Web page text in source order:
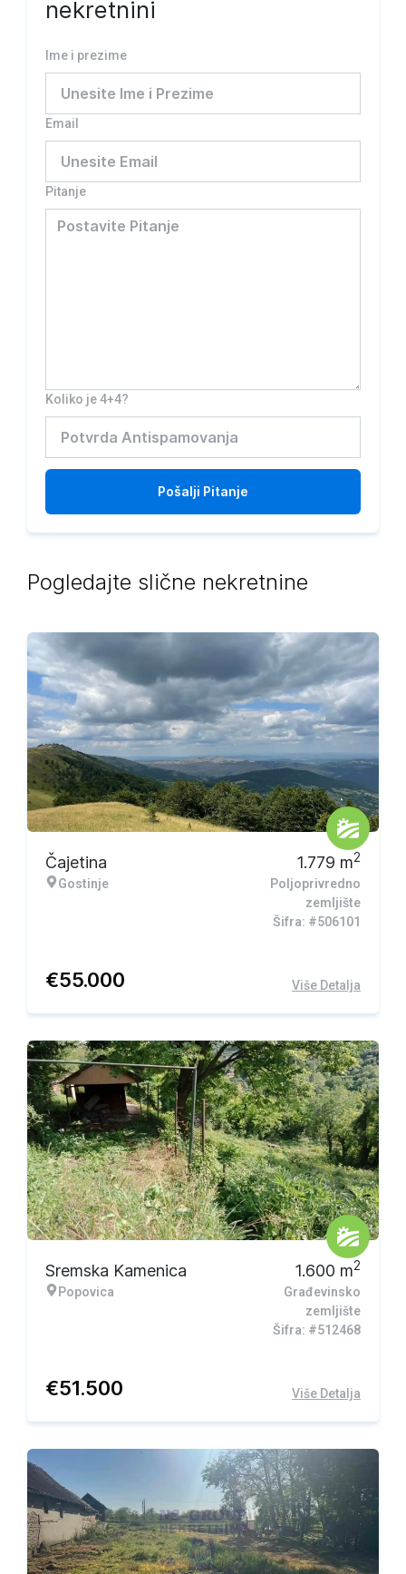
nekretnini
Ime i prezime
Email
Pitanje
Koliko je 4+4?
Pošalji Pitanje
Pogledajte slične nekretnine
Čajetina
Gostinje
1.779 m2
Poljoprivredno
zemljište
Šifra: #506101
€55.000 Više Detalja
Sremska Kamenica
Popovica
1.600 m2
Građevinsko
zemljište
Šifra: #512468
€51.500 Više Detalja